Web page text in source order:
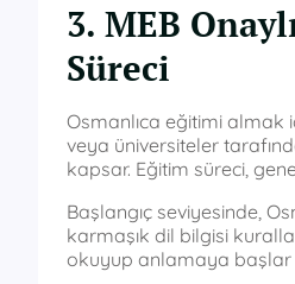
3. MEB
Süreci
Osmanlıca eğitimi almak
veya üniversiteler
kapsar. Eğitim süreci,
Başlangıç seviyesinde,
karmaşık dil bilgisi
okuyup anlamaya başlar